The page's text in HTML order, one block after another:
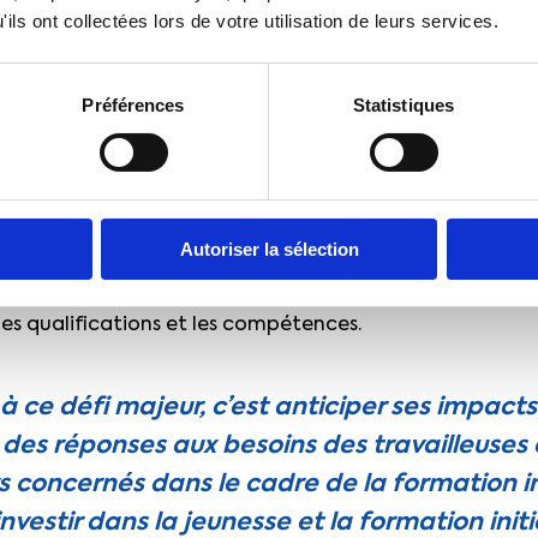
ont collectées lors de votre utilisation de leurs services.
Préférences Statistiques
Autoriser la sélection
que de se focaliser sur le durcissement des
auxenjeux environnementauxest aussi posée.
violemment en lumière les conséquences du
aujourd’hui la nécessité d’engager une
qualifications et les compétences.
ce défi majeur, c’est anticiper ses
réponses aux besoins des travailleuses
concernés dans le cadre de la formation
dans la jeunesse et la formation